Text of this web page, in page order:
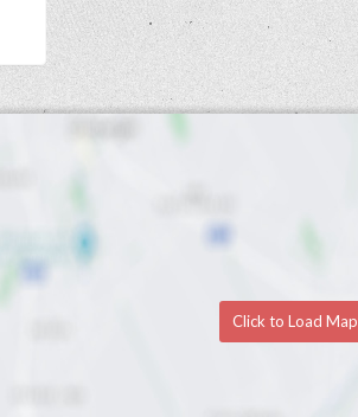
Click to Load Map